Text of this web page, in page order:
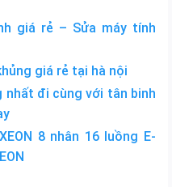
giá rẻ – Sửa máy tính
giá rẻ tại hà nội
nhất đi cùng với tân binh
8 nhân 16 luồng E-